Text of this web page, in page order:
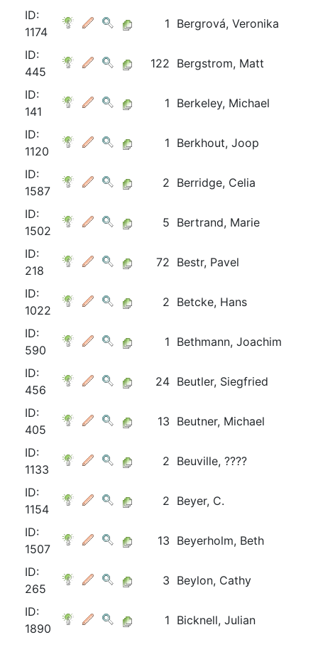
ID:
1174
1 Bergrová, Veronika
ID:
445
122 Bergstrom, Matt
ID:
141
1 Berkeley, Michael
ID:
1120
1 Berkhout, Joop
ID:
1587
2 Berridge, Celia
ID:
1502
5 Bertrand, Marie
ID:
218
72 Bestr, Pavel
ID:
1022
2 Betcke, Hans
ID:
590
1 Bethmann, Joachim
ID:
456
24 Beutler, Siegfried
ID:
405
13 Beutner, Michael
ID:
1133
2 Beuville, ????
ID:
1154
2 Beyer, C.
ID:
1507
13 Beyerholm, Beth
ID:
265
3 Beylon, Cathy
ID:
1890
1 Bicknell, Julian